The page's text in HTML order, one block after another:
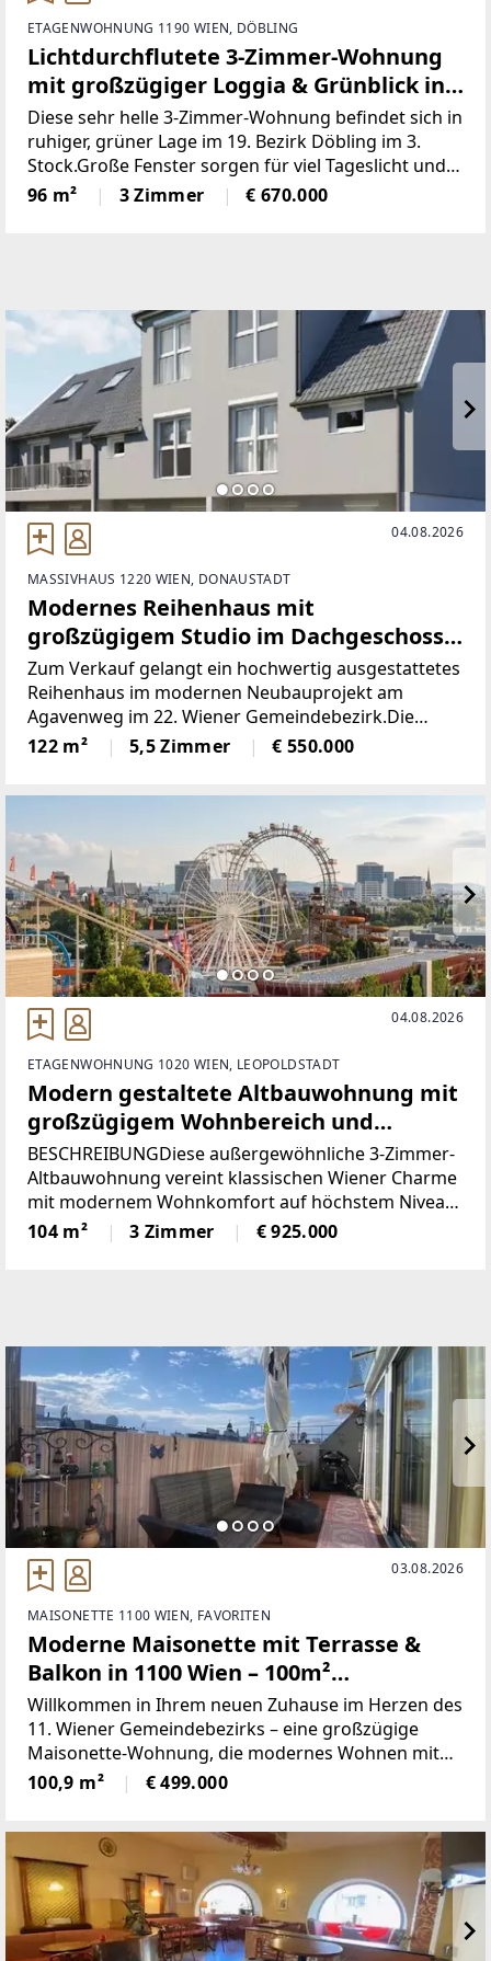
ETAGENWOHNUNG 1190 WIEN, DÖBLING
Lichtdurchflutete 3-Zimmer-Wohnung
mit großzügiger Loggia & Grünblick in
bester Döblinger Lage!
Diese sehr helle 3-Zimmer-Wohnung befindet sich in
ruhiger, grüner Lage im 19. Bezirk Döbling im 3.
Stock.Große Fenster sorgen für viel Tageslicht und
eine freundliche Wohnatmosphäre mit schönem
Grünblick.Der Wohnbereich besteht aus einem
96 m² 3 Zimmer € 670.000
04.08.2026
MASSIVHAUS 1220 WIEN, DONAUSTADT
Modernes Reihenhaus mit
großzügigem Studio im Dachgeschoss |
Erstbezug | 1220 Wien!
Zum Verkauf gelangt ein hochwertig ausgestattetes
Reihenhaus im modernen Neubauprojekt am
Agavenweg im 22. Wiener Gemeindebezirk.Die
Immobilie überzeugt durch eine durchdachte
Raumaufteilung über drei Ebenen, großzügige
122 m² 5,5 Zimmer € 550.000
04.08.2026
ETAGENWOHNUNG 1020 WIEN, LEOPOLDSTADT
Modern gestaltete Altbauwohnung mit
großzügigem Wohnbereich und
südseitigen Außenflächen
BESCHREIBUNGDiese außergewöhnliche 3-Zimmer-
Altbauwohnung vereint klassischen Wiener Charme
mit modernem Wohnkomfort auf höchstem Niveau
und könnte schon bald Ihr neues Zuhause sein.Die
durchdachte Raumaufteilung schafft ein
104 m² 3 Zimmer € 925.000
03.08.2026
MAISONETTE 1100 WIEN, FAVORITEN
Moderne Maisonette mit Terrasse &
Balkon in 1100 Wien – 100m²
Wohnkomfort!
Willkommen in Ihrem neuen Zuhause im Herzen des
11. Wiener Gemeindebezirks – eine großzügige
Maisonette-Wohnung, die modernes Wohnen mit
urbanem Flair perfekt verbindet. Diese exklusive
Immobilie bietet auf rund 101 m² Wohnfläche ein
100,9 m² € 499.000